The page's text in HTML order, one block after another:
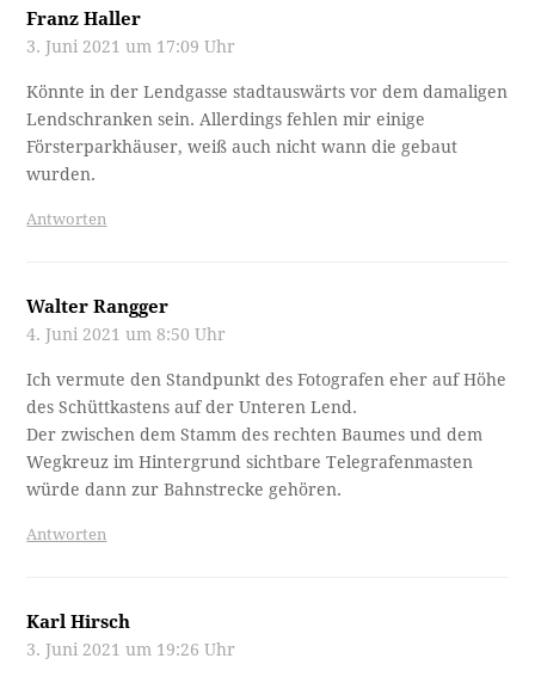
Franz Haller
3. Juni 2021 um 17:09 Uhr
Könnte in der Lendgasse stadtauswärts vor dem damaligen
Lendschranken sein. Allerdings fehlen mir einige
Försterparkhäuser, weiß auch nicht wann die gebaut
wurden.
Antworten
Walter Rangger
4. Juni 2021 um 8:50 Uhr
Ich vermute den Standpunkt des Fotografen eher auf Höhe
des Schüttkastens auf der Unteren Lend.
Der zwischen dem Stamm des rechten Baumes und dem
Wegkreuz im Hintergrund sichtbare Telegrafenmasten
würde dann zur Bahnstrecke gehören.
Antworten
Karl Hirsch
3. Juni 2021 um 19:26 Uhr